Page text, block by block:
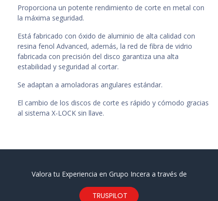
Proporciona un potente rendimiento de corte en metal con
la máxima seguridad.
Está fabricado con óxido de aluminio de alta calidad con
resina fenol Advanced, además, la red de fibra de vidrio
fabricada con precisión del disco garantiza una alta
estabilidad y seguridad al cortar.
Se adaptan a amoladoras angulares estándar.
El cambio de los discos de corte es rápido y cómodo gracias
al sistema X-LOCK sin llave.
Valora tu Experiencia en Grupo Incera a través de
TRUSPILOT